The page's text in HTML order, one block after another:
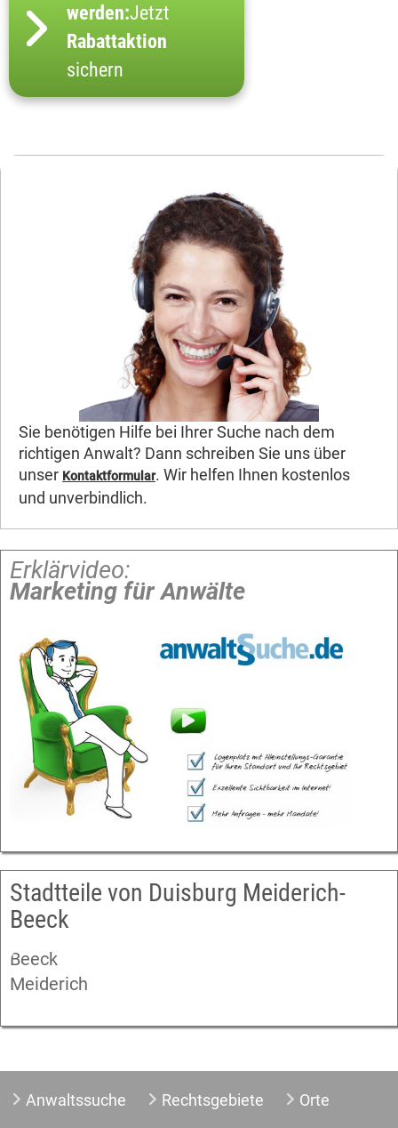
werden:Jetzt
Rabattaktion
sichern
Sie benötigen Hilfe bei Ihrer Suche nach dem
richtigen Anwalt? Dann schreiben Sie uns über
unser Kontaktformular. Wir helfen Ihnen kostenlos
und unverbindlich.
Erklärvideo:
Marketing für Anwälte
Stadtteile von Duisburg Meiderich-
Beeck
Beeck
Meiderich
Anwaltssuche Rechtsgebiete
Orte